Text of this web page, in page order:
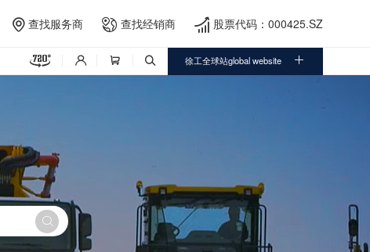
 查找服务商  查找经销商  股票代码：000425.SZ
    徐工全球站global website 
